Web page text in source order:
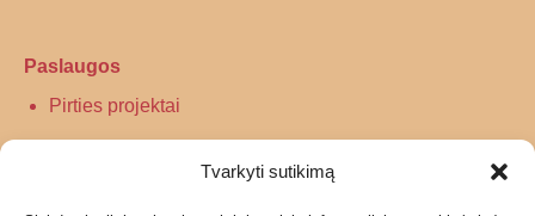
Tvarkyti sutikimą
Paslaugos
Pirties projektai
Turkiškos pirties įrengimas